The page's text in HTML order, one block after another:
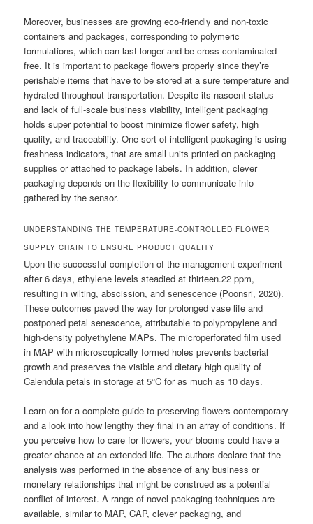
Moreover, businesses are growing eco-friendly and non-toxic
containers and packages, corresponding to polymeric
formulations, which can last longer and be cross-contaminated-
free. It is important to package flowers properly since they’re
perishable items that have to be stored at a sure temperature and
hydrated throughout transportation. Despite its nascent status
and lack of full-scale business viability, intelligent packaging
holds super potential to boost minimize flower safety, high
quality, and traceability. One sort of intelligent packaging is using
freshness indicators, that are small units printed on packaging
supplies or attached to package labels. In addition, clever
packaging depends on the flexibility to communicate info
gathered by the sensor.
UNDERSTANDING THE TEMPERATURE-CONTROLLED FLOWER
SUPPLY CHAIN TO ENSURE PRODUCT QUALITY
Upon the successful completion of the management experiment
after 6 days, ethylene levels steadied at thirteen.22 ppm,
resulting in wilting, abscission, and senescence (Poonsri, 2020).
These outcomes paved the way for prolonged vase life and
postponed petal senescence, attributable to polypropylene and
high-density polyethylene MAPs. The microperforated film used
in MAP with microscopically formed holes prevents bacterial
growth and preserves the visible and dietary high quality of
Calendula petals in storage at 5°C for as much as 10 days.
Learn on for a complete guide to preserving flowers contemporary
and a look into how lengthy they final in an array of conditions. If
you perceive how to care for flowers, your blooms could have a
greater chance at an extended life. The authors declare that the
analysis was performed in the absence of any business or
monetary relationships that might be construed as a potential
conflict of interest. A range of novel packaging techniques are
available, similar to MAP, CAP, clever packaging, and